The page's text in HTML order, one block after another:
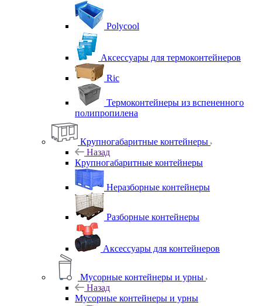
Polycool
Аксессуары для термоконтейнеров
Ric
Термоконтейнеры из вспененного
полипропилена
Крупногабаритные контейнеры
Назад
Крупногабаритные контейнеры
Неразборные контейнеры
Разборные контейнеры
Аксессуары для контейнеров
Мусорные контейнеры и урны
Назад
Мусорные контейнеры и урны